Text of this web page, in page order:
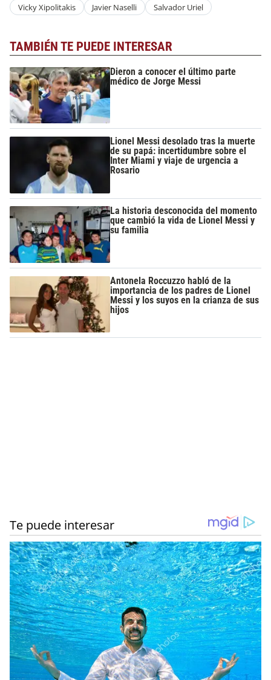
Vicky Xipolitakis Javier Naselli Salvador Uriel
TAMBIÉN TE PUEDE INTERESAR
Dieron a conocer el último parte
médico de Jorge Messi
Lionel Messi desolado tras la muerte
de su papá: incertidumbre sobre el
Inter Miami y viaje de urgencia a
Rosario
La historia desconocida del momento
que cambió la vida de Lionel Messi y
su familia
Antonela Roccuzzo habló de la
importancia de los padres de Lionel
Messi y los suyos en la crianza de sus
hijos